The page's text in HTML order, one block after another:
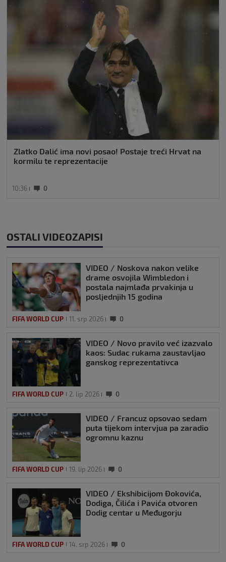
Zlatko Dalić ima novi posao! Postaje treći Hrvat na
kormilu te reprezentacije
10:36 0
OSTALI VIDEOZAPISI
VIDEO / Noskova nakon velike
drame osvojila Wimbledon i
postala najmlađa prvakinja u
posljednjih 15 godina
FIFA WORLD CUP 11. srp 2026 0
VIDEO / Novo pravilo već izazvalo
kaos: Sudac rukama zaustavljao
ganskog reprezentativca
FIFA WORLD CUP 2. lip 2026 0
VIDEO / Francuz opsovao sedam
puta tijekom intervjua pa zaradio
ogromnu kaznu
FIFA WORLD CUP 19. lip 2026 0
VIDEO / Ekshibicijom Đokovića,
Dodiga, Čilića i Pavića otvoren
Dodig centar u Međugorju
FIFA WORLD CUP 14. srp 2026 0